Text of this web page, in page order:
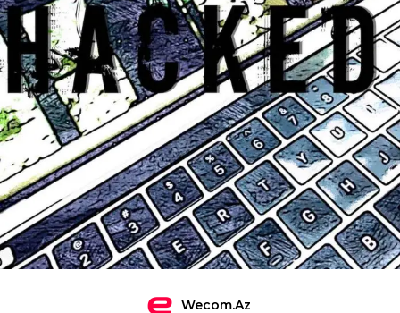
Wecom.az